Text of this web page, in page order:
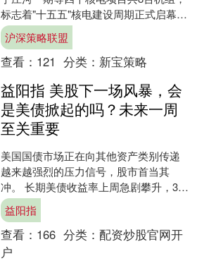
标志着"十五五"核电建设周期正式启幕。
"十四五"期间中国累计核准46台核电机组
（....
沪深策略联盟
查看： 121 分类： 新宝策略
益阳指 美股下一场风暴，会
是美债掀起的吗？未来一周
至关重要
美国国债市场正在向其他资产类别传递
越来越强烈的压力信号，股市首当其
冲。 长期美债收益率上周急剧攀升，30
年期国债收益率触及2007年以来最高水
平，10年期国债收....
益阳指
查看： 166 分类： 配资炒股官网开
户